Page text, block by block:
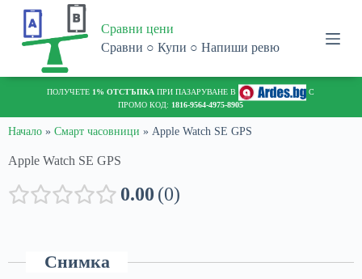
o
n
e
t
Сравни цени
Сравни ○ Купи ○ Напиши ревю
ПОЛУЧЕТЕ 1% ОТСТЪПКА ПРИ ПАЗАРУВАНЕ В
С
ПРОМО КОД: 1816-9564-4975-8905
Начало » Смарт часовници » Apple Watch SE GPS
Apple Watch SE GPS
0.00 0
Снимка